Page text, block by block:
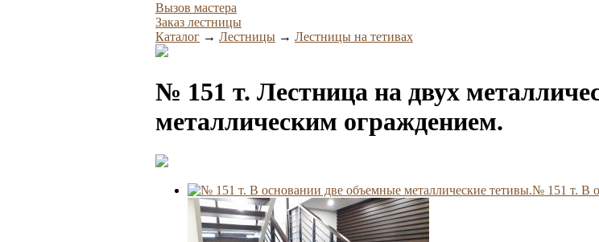
Вызов мастера
Заказ лестницы
Каталог → Лестницы → Лестницы на тетивах
№ 151 т. Лестница на двух
металлическим ограждением.
№ 151 т. В